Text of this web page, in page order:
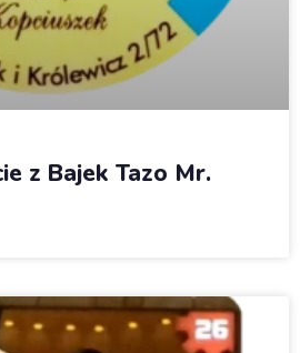
z Bajek Tazo Mr.